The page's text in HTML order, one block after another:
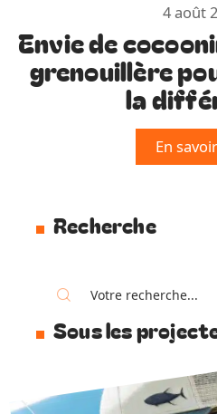
4 août
Envie de
grenouillère
la
En
Recherche
Sous les